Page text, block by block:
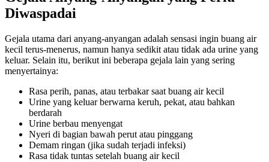
Diwaspadai
Gejala utama dari anyang-anyangan adalah sensasi ingin buang air
kecil terus-menerus, namun hanya sedikit atau tidak ada urine yang
keluar. Selain itu, berikut ini beberapa gejala lain yang sering
menyertainya:
Rasa perih, panas, atau terbakar saat buang air kecil
Urine yang keluar berwarna keruh, pekat, atau bahkan
berdarah
Urine berbau menyengat
Nyeri di bagian bawah perut atau pinggang
Demam ringan (jika sudah terjadi infeksi)
Rasa tidak tuntas setelah buang air kecil